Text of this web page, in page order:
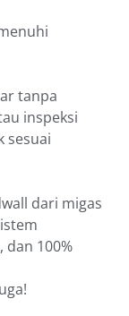
tanpa
inspeksi
sesuai
dari migas
dan 100%